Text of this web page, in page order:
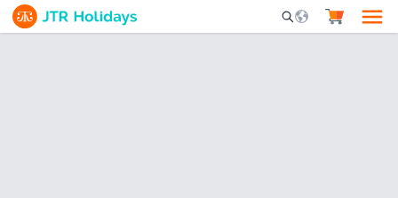
Mobile Search